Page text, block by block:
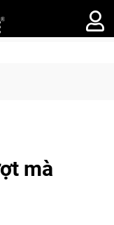
đưa bom tấn
mà